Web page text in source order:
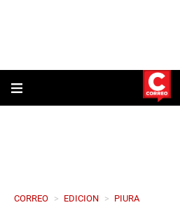
CORREO > EDICION > PIURA